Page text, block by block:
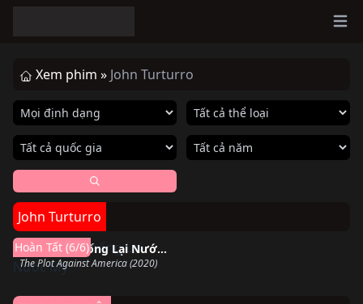
Xem phim » John Turturro
John Turturro
Âm Mưu Chống Lại Nước Mỹ
The Plot Against America (2020)
Hoàn Tất (6/6)